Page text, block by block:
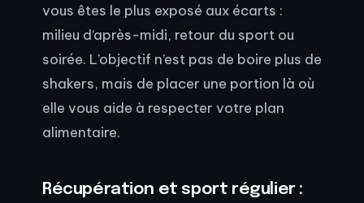
vous êtes le plus exposé aux écarts :
milieu d’après-midi, retour du sport ou
soirée. L’objectif n’est pas de boire plus de
shakers, mais de placer une portion là où
elle vous aide à respecter votre plan
alimentaire.
Récupération et sport régulier :